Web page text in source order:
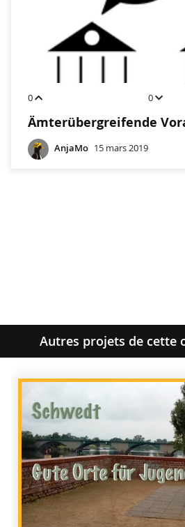
0 0
Ämterübergreifende
AnjaMo 15 mars 2019
Autres projets de cette